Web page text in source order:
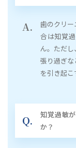
A.
歯のクリ
合は知覚
ん。ただ
張り過ぎ
を引き起こ
Q.
知覚過敏
か？